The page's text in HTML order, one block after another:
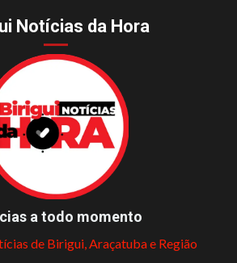
Notícias da Hora
a todo momento
de Birigui, Araçatuba e Região